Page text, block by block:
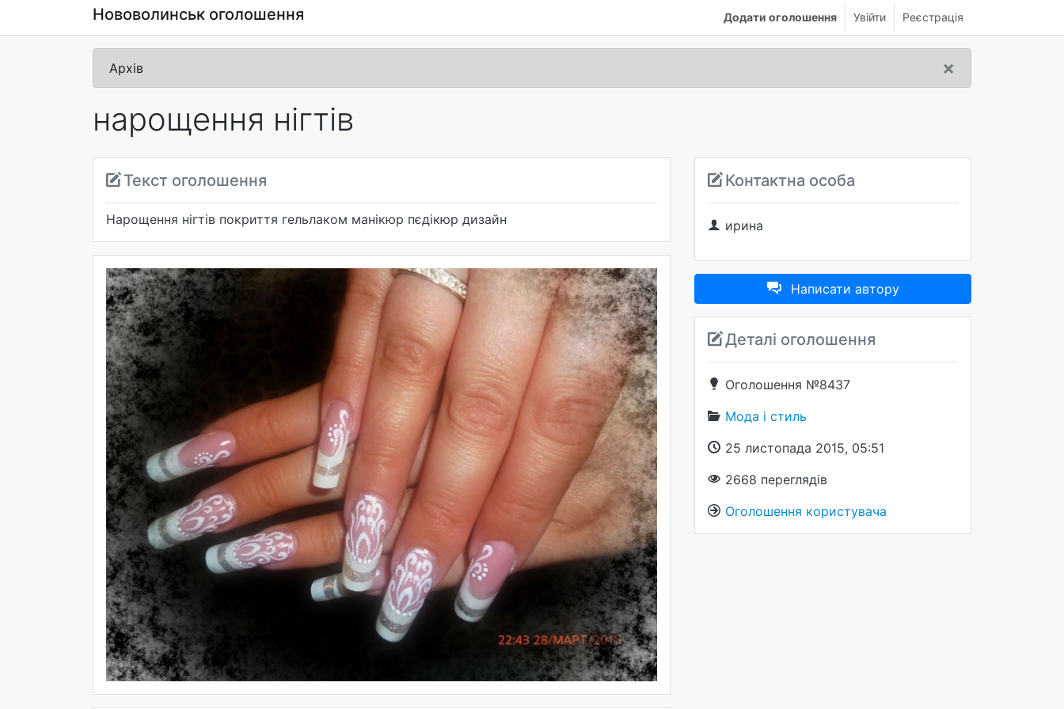
Нововолинськ оголошення Додати оголошення Увійти Реєстрація
×
Архів
нарощення нігтів
Текст оголошення
Нарощення нігтів покриття гельлаком манікюр пєдікюр дизайн
Контактна особа
ирина
Написати автору
Деталі оголошення
Оголошення №8437
Мода і стиль
25 листопада 2015, 05:51
2668 переглядів
Оголошення користувача